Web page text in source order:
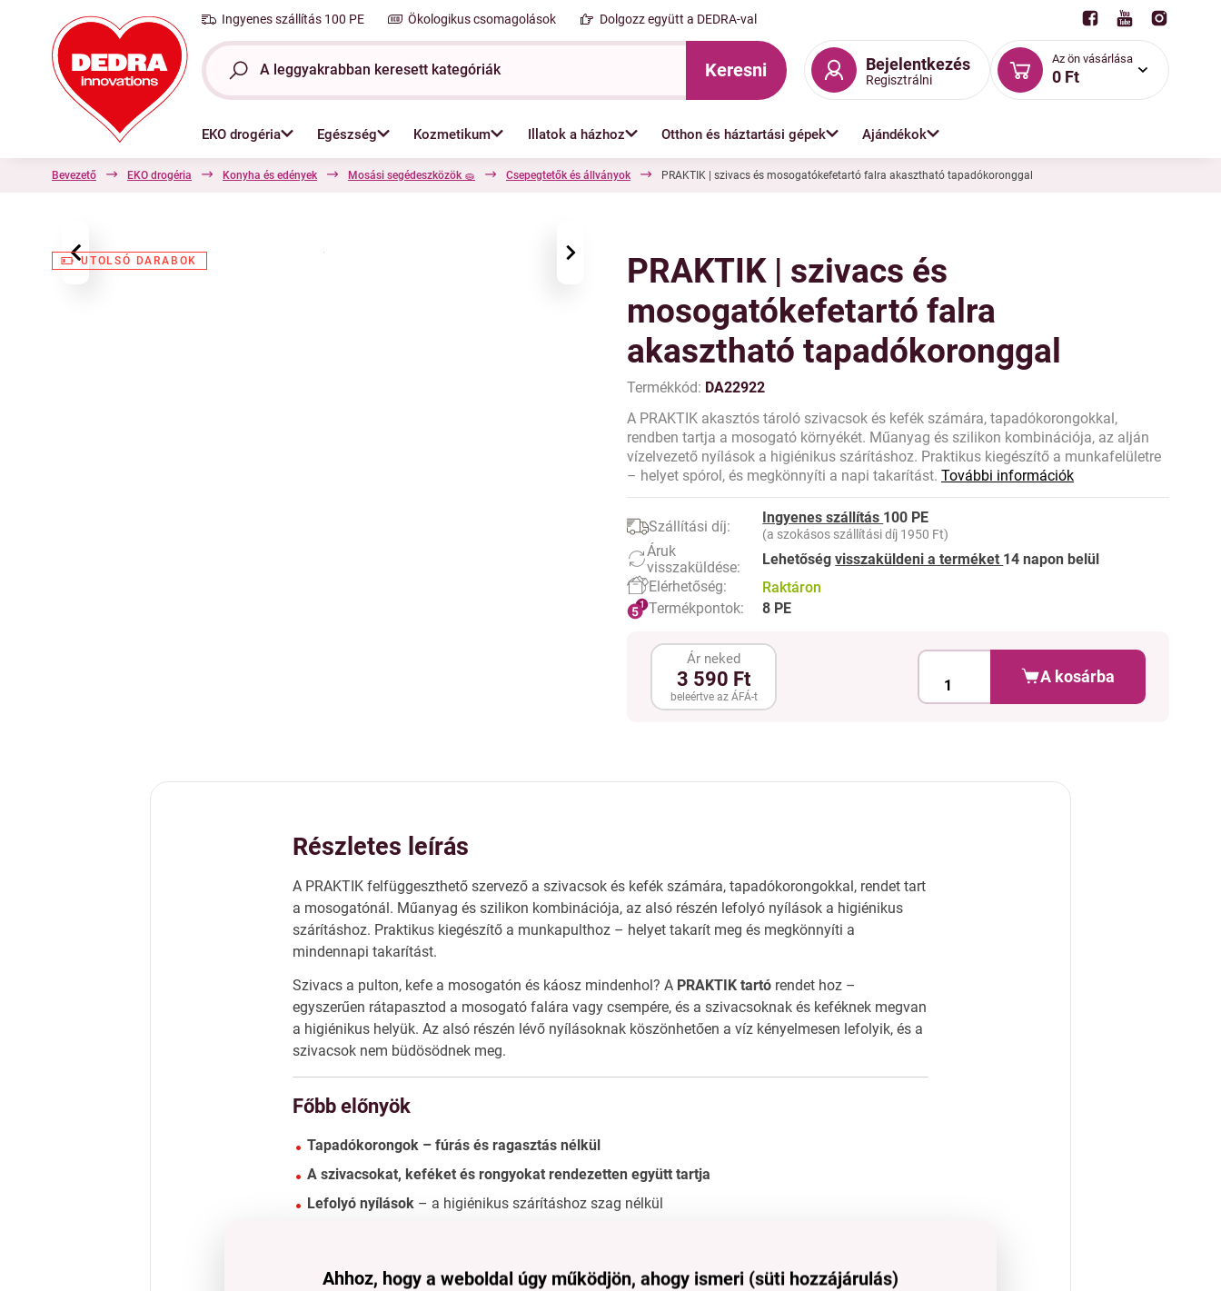
Ingyenes szállítás 100 PE Ökologikus csomagolások Dolgozz együtt a DEDRA-val
Keresni Bejelentkezés
Regisztrálni
Az ön vásárlása
0 Ft
EKO drogéria Egészség Kozmetikum Illatok a házhoz Otthon és háztartási gépek Ajándékok
Bevezető EKO drogéria Konyha és edények Mosási segédeszközök 🧽 Csepegtetők és állványok PRAKTIK | szivacs és mosogatókefetartó falra akasztható tapadókoronggal
UTOLSÓ DARABOK
‹ ›
PRAKTIK | szivacs és
mosogatókefetartó falra
akasztható tapadókoronggal
Termékkód: DA22922
A PRAKTIK akasztós tároló szivacsok és kefék számára, tapadókorongokkal,
rendben tartja a mosogató környékét. Műanyag és szilikon kombinációja, az alján
vízelvezető nyílások a higiénikus szárításhoz. Praktikus kiegészítő a munkafelületre
– helyet spórol, és megkönnyíti a napi takarítást.További információk
Szállítási díj: Ingyenes szállítás 100 PE
(a szokásos szállítási díj 1950 Ft)
Áruk
visszaküldése:
Lehetőségvisszaküldeni a terméket 14 napon belül
Elérhetőség:
Raktáron
Termékpontok:
8 PE
Ár neked
3 590 Ft
beleértve az ÁFÁ-t
A kosárba
Részletes leírás
A PRAKTIK felfüggeszthető szervező a szivacsok és kefék számára, tapadókorongokkal, rendet tart
a mosogatónál. Műanyag és szilikon kombinációja, az alsó részén lefolyó nyílások a higiénikus
szárításhoz. Praktikus kiegészítő a munkapulthoz – helyet takarít meg és megkönnyíti a
mindennapi takarítást.
Szivacs a pulton, kefe a mosogatón és káosz mindenhol? A PRAKTIK tartó rendet hoz –
egyszerűen rátapasztod a mosogató falára vagy csempére, és a szivacsoknak és keféknek megvan
a higiénikus helyük. Az alsó részén lévő nyílásoknak köszönhetően a víz kényelmesen lefolyik, és a
szivacsok nem büdösödnek meg.
Főbb előnyök
Tapadókorongok – fúrás és ragasztás nélkül
A szivacsokat, keféket és rongyokat rendezetten együtt tartja
Lefolyó nyílások – a higiénikus szárításhoz szag nélkül
Ahhoz, hogy a weboldal úgy működjön, ahogy ismeri (süti hozzájárulás)